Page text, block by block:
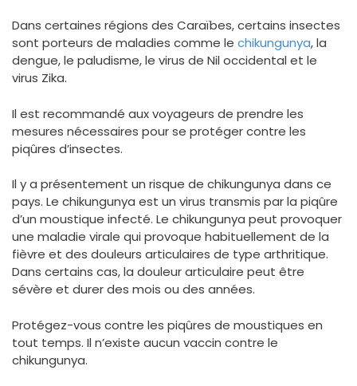
Dans certaines régions des Caraïbes, certains insectes
sont porteurs de maladies comme le chikungunya, la
dengue, le paludisme, le virus de Nil occidental et le
virus Zika.
Il est recommandé aux voyageurs de prendre les
mesures nécessaires pour se protéger contre les
piqûres d’insectes.
Il y a présentement un risque de chikungunya dans ce
pays. Le chikungunya est un virus transmis par la piqûre
d’un moustique infecté. Le chikungunya peut provoquer
une maladie virale qui provoque habituellement de la
fièvre et des douleurs articulaires de type arthritique.
Dans certains cas, la douleur articulaire peut être
sévère et durer des mois ou des années.
Protégez-vous contre les piqûres de moustiques en
tout temps. Il n’existe aucun vaccin contre le
chikungunya.